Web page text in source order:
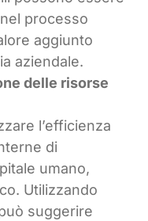
processo
aggiunto
aziendale.
delle risorse
l’efficienza
di
umano,
Utilizzando
suggerire